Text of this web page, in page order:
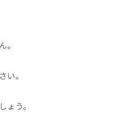
。
い。
ょう。